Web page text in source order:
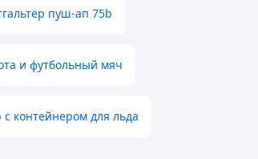
пуш-ап 75b
и футбольный мяч
контейнером для льда